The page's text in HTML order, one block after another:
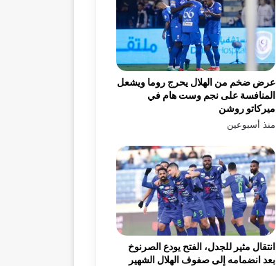
عرض ضخم من الهلال يحرج روما ويشعل
المنافسة على نجم وست هام في
ميركاتو روشن
منذ أسبوعين
انتقال مثير للجدل، الفتح يودع الصرنوخ
بعد انضمامه إلى صفوف الهلال الشهير